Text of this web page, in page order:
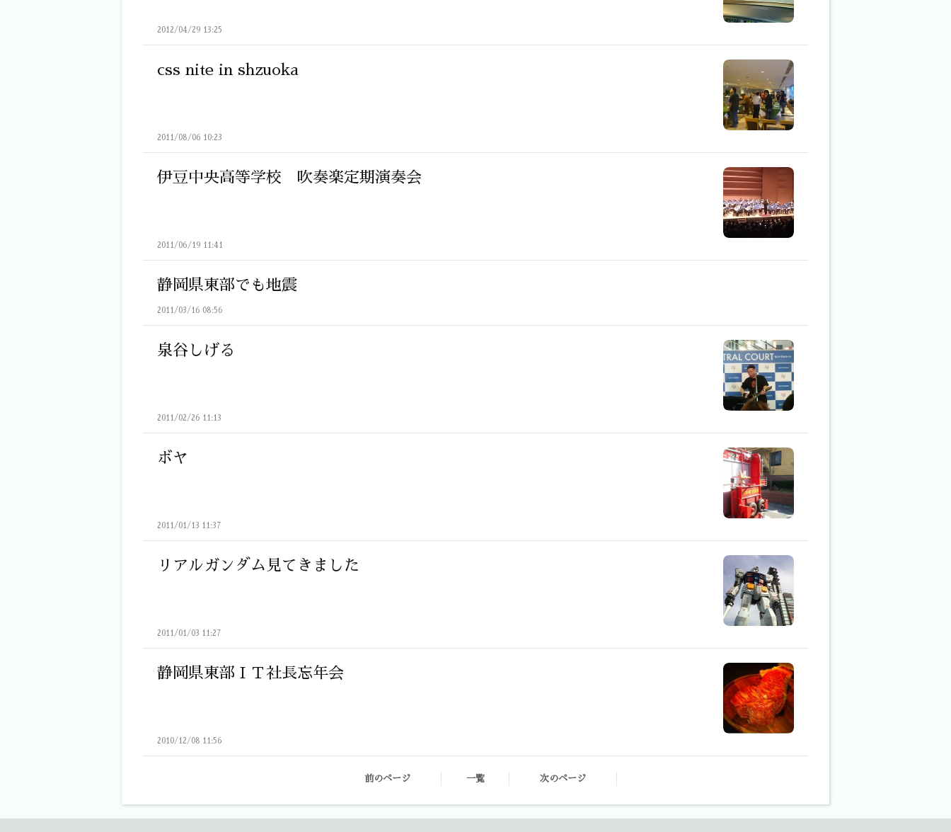
2012/04/29 13:25
css nite in shzuoka
2011/08/06 10:23
伊豆中央高等学校 吹奏楽定期演奏会
2011/06/19 11:41
静岡県東部でも地震
2011/03/16 08:56
泉谷しげる
2011/02/26 11:13
ボヤ
2011/01/13 11:37
リアルガンダム見てきました
2011/01/03 11:27
静岡県東部ＩＴ社長忘年会
2010/12/08 11:56
前のページ 一覧 次のページ